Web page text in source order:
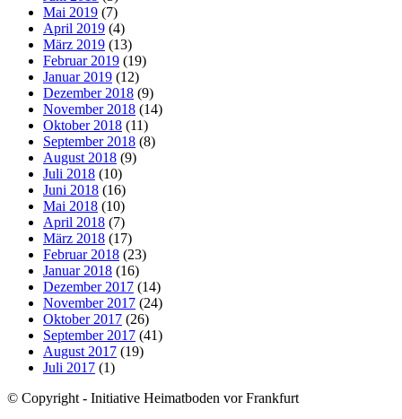
Mai 2019 (7)
April 2019 (4)
März 2019 (13)
Februar 2019 (19)
Januar 2019 (12)
Dezember 2018 (9)
November 2018 (14)
Oktober 2018 (11)
September 2018 (8)
August 2018 (9)
Juli 2018 (10)
Juni 2018 (16)
Mai 2018 (10)
April 2018 (7)
März 2018 (17)
Februar 2018 (23)
Januar 2018 (16)
Dezember 2017 (14)
November 2017 (24)
Oktober 2017 (26)
September 2017 (41)
August 2017 (19)
Juli 2017 (1)
© Copyright - Initiative Heimatboden vor Frankfurt